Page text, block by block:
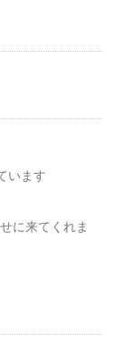
います
に来てくれま